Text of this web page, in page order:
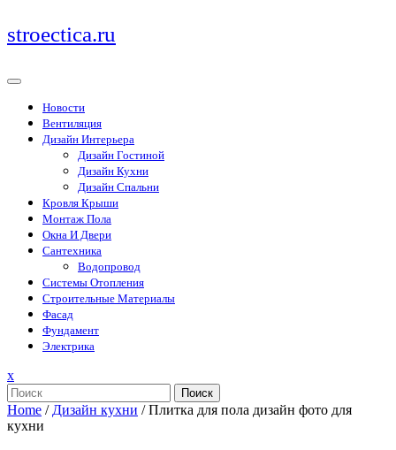
Перейти
к
stroectica.ru
Новости
Вентиляция
Дизайн Интерьера
Дизайн Гостиной
Дизайн Кухни
Дизайн Спальни
Кровля Крыши
Монтаж Пола
Окна И Двери
Сантехника
Водопровод
Системы Отопления
Строительные Материалы
Фасад
Фундамент
Электрика
xЗакрыть
меню
Поиск
Home / Дизайн кухни /Плитка для пола дизайн фото для
кухни